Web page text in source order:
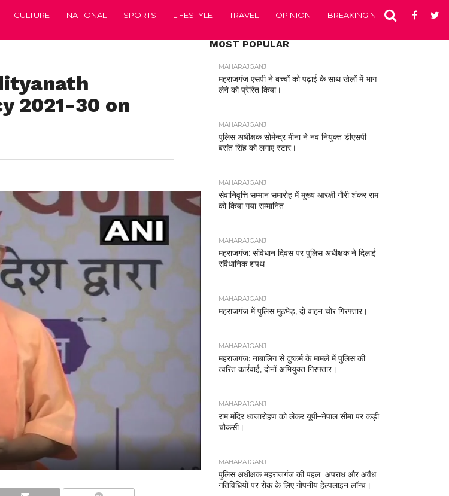
CULTURE NATIONAL SPORTS LIFESTYLE TRAVEL OPINION BREAKING NEWS
2021-30 on
MOST POPULAR
MAHARAJGANJ
महराजगंज एसपी ने बच्चों को पढ़ाई के साथ खेलों में भाग
लेने को प्रेरित किया।
MAHARAJGANJ
पुलिस अधीक्षक सोमेन्द्र मीना ने नव नियुक्त डीएसपी
बसंत सिंह को लगाए स्टार।
MAHARAJGANJ
सेवानिवृत्ति सम्मान समारोह में मुख्य आरक्षी गौरी शंकर राम
को किया गया सम्मानित
MAHARAJGANJ
महराजगंज: संविधान दिवस पर पुलिस अधीक्षक ने दिलाई
संवैधानिक शपथ
MAHARAJGANJ
महराजगंज में पुलिस मुठभेड़, दो वाहन चोर गिरफ्तार।
MAHARAJGANJ
महराजगंज: नाबालिग से दुष्कर्म के मामले में पुलिस की
त्वरित कार्रवाई, दोनों अभियुक्त गिरफ्तार।
MAHARAJGANJ
राम मंदिर ध्वजारोहण को लेकर यूपी–नेपाल सीमा पर कड़ी
चौकसी।
MAHARAJGANJ
पुलिस अधीक्षक महराजगंज की पहल अपराध और अवैध
गतिविधियों पर रोक के लिए गोपनीय हेल्पलाइन लॉन्च।